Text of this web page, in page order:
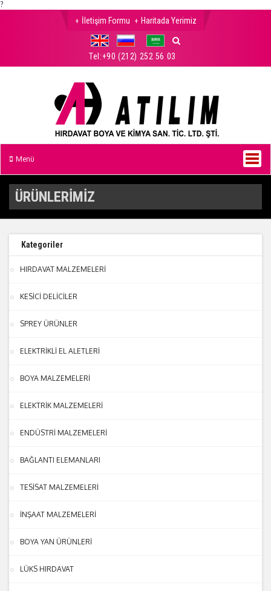
?
Tel:+90 (212) 252 56 03
İletişim Formu Haritada Yerimiz
Menü
ÜRÜNLERİMİZ
Kategoriler
HIRDAVAT MALZEMELERİ
KESİCİ DELİCİLER
SPREY ÜRÜNLER
ELEKTRİKLİ EL ALETLERİ
BOYA MALZEMELERİ
ELEKTRİK MALZEMELERİ
ENDÜSTRİ MALZEMELERİ
BAĞLANTI ELEMANLARI
TESİSAT MALZEMELERİ
İNŞAAT MALZEMELERİ
BOYA YAN ÜRÜNLERİ
LÜKS HIRDAVAT